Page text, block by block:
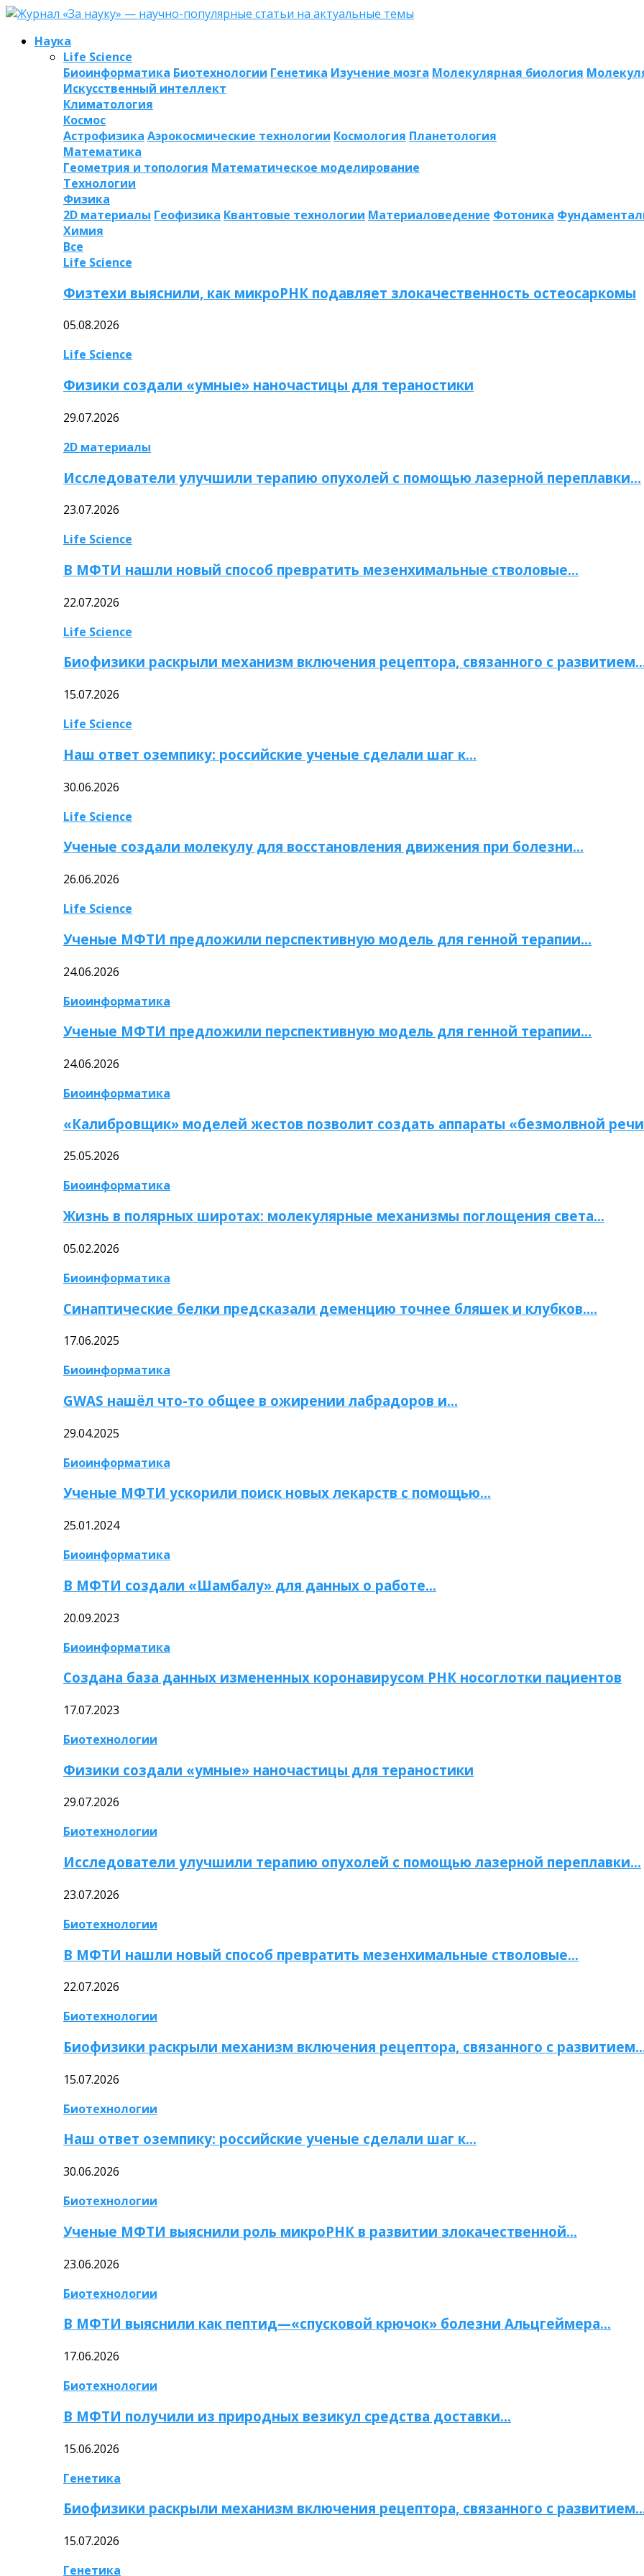
Наука
Life Science
Биоинформатика Биотехнологии Генетика Изучение мозга Молекулярная биология
Искусственный интеллект
Климатология
Космос
Астрофизика Аэрокосмические технологии Космология Планетология
Математика
Геометрия и топология Математическое моделирование
Технологии
Физика
2D материалы Геофизика Квантовые технологии Материаловедение Фотоника
Химия
Все
Life Science
Физтехи выяснили, как микроРНК подавляет злокачественность остеосаркомы
05.08.2026
Life Science
Физики создали «умные» наночастицы для тераностики
29.07.2026
2D материалы
Исследователи улучшили терапию опухолей с помощью лазерной переплавки…
23.07.2026
Life Science
В МФТИ нашли новый способ превратить мезенхимальные стволовые…
22.07.2026
Life Science
Биофизики раскрыли механизм включения рецептора, связанного с
15.07.2026
Life Science
Наш ответ оземпику: российские ученые сделали шаг к…
30.06.2026
Life Science
Ученые создали молекулу для восстановления движения при болезни…
26.06.2026
Life Science
Ученые МФТИ предложили перспективную модель для генной терапии…
24.06.2026
Биоинформатика
Ученые МФТИ предложили перспективную модель для генной терапии…
24.06.2026
Биоинформатика
«Калибровщик» моделей жестов позволит создать аппараты «безмолвной
25.05.2026
Биоинформатика
Жизнь в полярных широтах: молекулярные механизмы поглощения света…
05.02.2026
Биоинформатика
Синаптические белки предсказали деменцию точнее бляшек и клубков….
17.06.2025
Биоинформатика
GWAS нашёл что-то общее в ожирении лабрадоров и…
29.04.2025
Биоинформатика
Ученые МФТИ ускорили поиск новых лекарств с помощью…
25.01.2024
Биоинформатика
В МФТИ создали «Шамбалу» для данных о работе…
20.09.2023
Биоинформатика
Создана база данных измененных коронавирусом РНК носоглотки пациентов
17.07.2023
Биотехнологии
Физики создали «умные» наночастицы для тераностики
29.07.2026
Биотехнологии
Исследователи улучшили терапию опухолей с помощью лазерной переплавки…
23.07.2026
Биотехнологии
В МФТИ нашли новый способ превратить мезенхимальные стволовые…
22.07.2026
Биотехнологии
Биофизики раскрыли механизм включения рецептора, связанного с
15.07.2026
Биотехнологии
Наш ответ оземпику: российские ученые сделали шаг к…
30.06.2026
Биотехнологии
Ученые МФТИ выяснили роль микроРНК в развитии злокачественной…
23.06.2026
Биотехнологии
В МФТИ выяснили как пептид—«спусковой крючок» болезни Альцгеймера…
17.06.2026
Биотехнологии
В МФТИ получили из природных везикул средства доставки…
15.06.2026
Генетика
Биофизики раскрыли механизм включения рецептора, связанного с
15.07.2026
Генетика